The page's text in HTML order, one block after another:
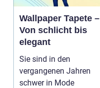
Wallpaper Tapete –
Von schlicht bis
elegant
Sie sind in den
vergangenen Jahren
schwer in Mode